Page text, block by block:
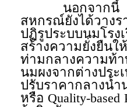
นอกจากนี้ กร
สหกรณ์ยังได้วางร
ปฏิรูประบบนมโรง
สร้างความยั่งยืนใ
ท่ามกลางความท้า
นมผงจากต่างป
ปรับราคากลางน้
หรือ Quality-